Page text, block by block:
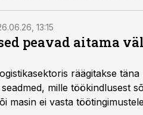
on eksport vähenenud
13:15
peavad aitama
räägitakse
mille töökindlusest
masin ei vasta